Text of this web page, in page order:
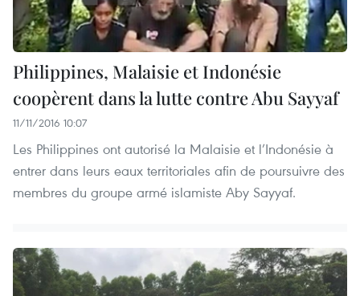
Philippines, Malaisie et Indonésie
coopèrent dans la lutte contre Abu Sayyaf
11/11/2016 10:07
Les Philippines ont autorisé la Malaisie et l’Indonésie à
entrer dans leurs eaux territoriales afin de poursuivre des
membres du groupe armé islamiste Aby Sayyaf.